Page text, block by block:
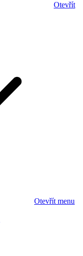
Otevřít
Otevřít menu